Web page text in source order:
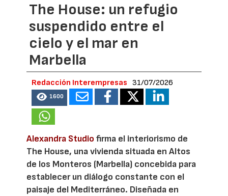
The House: un refugio
suspendido entre el
cielo y el mar en
Marbella
Redacción Interempresas 31/07/2026
1600
Alexandra Studio firma el interiorismo de
The House, una vivienda situada en Altos
de los Monteros (Marbella) concebida para
establecer un diálogo constante con el
paisaje del Mediterráneo. Diseñada en